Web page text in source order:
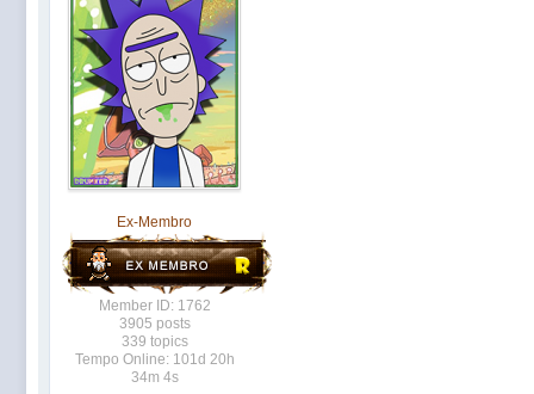
Ex-Membro
Member ID: 1762
3905 posts
339 topics
Tempo Online: 101d 20h
34m 4s